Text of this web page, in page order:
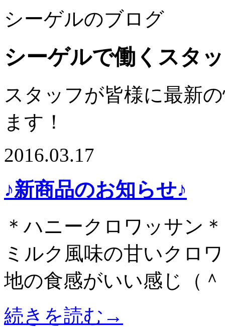
シーゲルのブログ
シーゲルで働くスタ
スタッフが皆様に最新
ます！
2016.03.17
♪新商品のお知らせ♪
＊ハニークロワッサン
ミルク風味の甘いクロ
地の食感がいい感じ（
続きを読む→